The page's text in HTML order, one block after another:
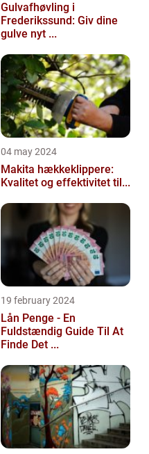
Gulvafhøvling i
Frederikssund: Giv dine
gulve nyt ...
04 may 2024
Makita hækkeklippere:
Kvalitet og effektivitet til...
19 february 2024
Lån Penge - En
Fuldstændig Guide Til At
Finde Det ...